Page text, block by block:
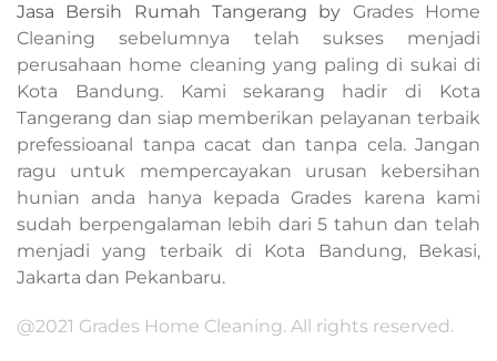
Jasa Bersih Rumah Tangerang by Grades Home
Cleaning sebelumnya telah sukses menjadi
perusahaan home cleaning yang paling di sukai di
Kota Bandung. Kami sekarang hadir di Kota
Tangerang dan siap memberikan pelayanan terbaik
prefessioanal tanpa cacat dan tanpa cela. Jangan
ragu untuk mempercayakan urusan kebersihan
hunian anda hanya kepada Grades karena kami
sudah berpengalaman lebih dari 5 tahun dan telah
menjadi yang terbaik di Kota Bandung, Bekasi,
Jakarta dan Pekanbaru.
@2021 Grades Home Cleaning. All rights reserved.